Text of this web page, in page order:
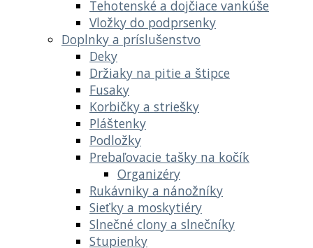
Tehotenské a dojčiace vankúše
Vložky do podprsenky
Doplnky a príslušenstvo
Deky
Držiaky na pitie a štipce
Fusaky
Korbičky a striešky
Pláštenky
Podložky
Prebaľovacie tašky na kočík
Organizéry
Rukávniky a nánožníky
Sieťky a moskytiéry
Slnečné clony a slnečníky
Stupienky